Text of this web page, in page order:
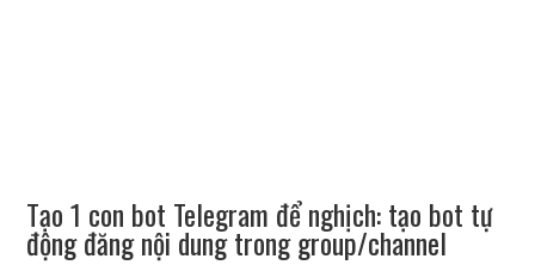
Tạo 1 con bot Telegram để nghịch: tạo bot tự
động đăng nội dung trong group/channel